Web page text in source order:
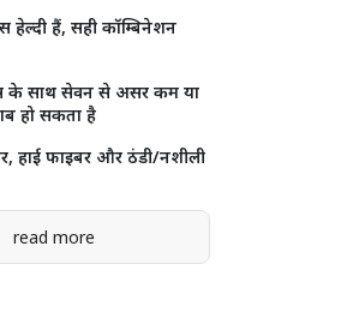
हेल्दी हैं, सही कॉम्बिनेशन
साथ सेवन से असर कम या
हो सकता है
हाई फाइबर और ठंडी/नशीली
read more